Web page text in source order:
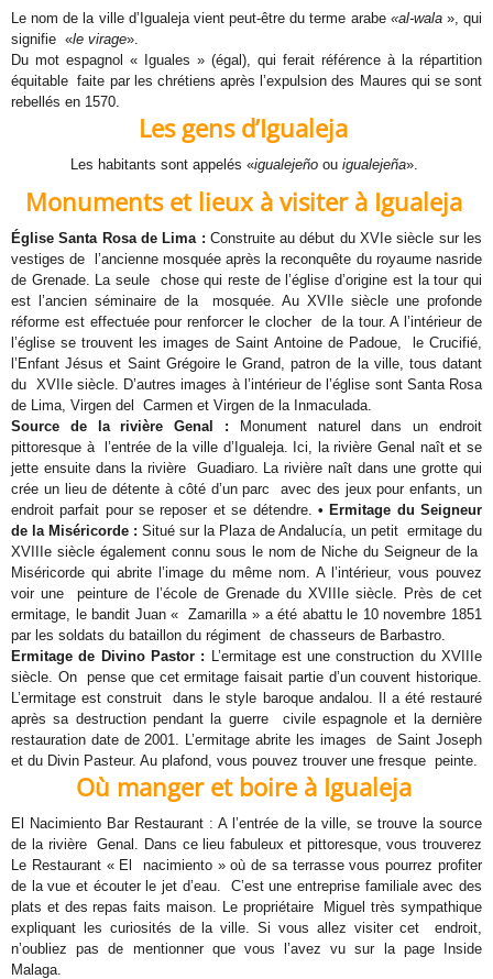
Le nom de la ville d’Igualeja vient peut-être du terme arabe «al-wala», qui
signifie «le virage».
Du mot espagnol « Iguales » (égal), qui ferait référence à la répartition
équitable faite par les chrétiens après l’expulsion des Maures qui se sont
rebellés en 1570.
Les gens d’Igualeja
Les habitants sont appelés «igualejeño ou igualejeña».
Monuments et lieux à visiter à Igualeja
Église Santa Rosa de Lima : Construite au début du XVIe siècle sur les
vestiges de l’ancienne mosquée après la reconquête du royaume nasride
de Grenade. La seule chose qui reste de l’église d’origine est la tour qui
est l’ancien séminaire de la mosquée. Au XVIIe siècle une profonde
réforme est effectuée pour renforcer le clocher de la tour. A l’intérieur de
l’église se trouvent les images de Saint Antoine de Padoue, le Crucifié,
l’Enfant Jésus et Saint Grégoire le Grand, patron de la ville, tous datant
du XVIIe siècle. D’autres images à l’intérieur de l’église sont Santa Rosa
de Lima, Virgen del Carmen et Virgen de la Inmaculada.
Source de la rivière Genal :
Monument naturel dans un endroit
pittoresque à l’entrée de la ville d’Igualeja. Ici, la rivière Genal naît et se
jette ensuite dans la rivière Guadiaro. La rivière naît dans une grotte qui
crée un lieu de détente à côté d’un parc avec des jeux pour enfants, un
endroit parfait pour se reposer et se détendre. • Ermitage du Seigneur
de la Miséricorde : Situé sur la Plaza de Andalucía, un petit ermitage du
XVIIIe siècle également connu sous le nom de Niche du Seigneur de la
Miséricorde qui abrite l’image du même nom. A l’intérieur, vous pouvez
voir une peinture de l’école de Grenade du XVIIIe siècle. Près de cet
ermitage, le bandit Juan « Zamarilla » a été abattu le 10 novembre 1851
par les soldats du bataillon du régiment de chasseurs de Barbastro.
Ermitage de Divino Pastor : L’ermitage est une construction du XVIIIe
siècle. On pense que cet ermitage faisait partie d’un couvent historique.
L’ermitage est construit dans le style baroque andalou. Il a été restauré
après sa destruction pendant la guerre civile espagnole et la dernière
restauration date de 2001. L’ermitage abrite les images de Saint Joseph
et du Divin Pasteur. Au plafond, vous pouvez trouver une fresque peinte.
Où manger et boire à Igualeja
El Nacimiento Bar Restaurant : A l’entrée de la ville, se trouve la source
de la rivière Genal. Dans ce lieu fabuleux et pittoresque, vous trouverez
Le Restaurant « El nacimiento » où de sa terrasse vous pourrez profiter
de la vue et écouter le jet d’eau. C’est une entreprise familiale avec des
plats et des repas faits maison. Le propriétaire Miguel très sympathique
expliquant les curiosités de la ville. Si vous allez visiter cet endroit,
n’oubliez pas de mentionner que vous l’avez vu sur la page Inside
Malaga.